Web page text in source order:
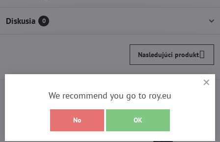
Diskusia 0
Nasledujúci produkt
Vyberte si z najpredávanejších
produktov
We recommend you go to roy.eu
No OK